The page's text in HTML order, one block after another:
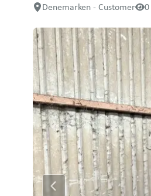
Denemarken - Customer 0